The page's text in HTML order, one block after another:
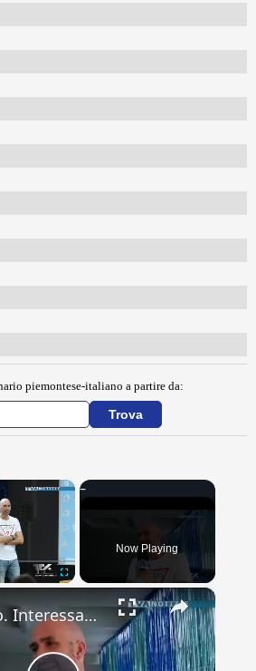
piemontese-italiano a partire da:
×
Now Playing
×
Adrano. Interessante incontro al liceo “Verga” con il prof. Fabio Gamberini. Studenti del Linguistic